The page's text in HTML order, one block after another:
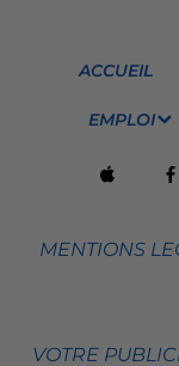
ACCUEIL
EMPLOI
MENTIONS
VOTRE